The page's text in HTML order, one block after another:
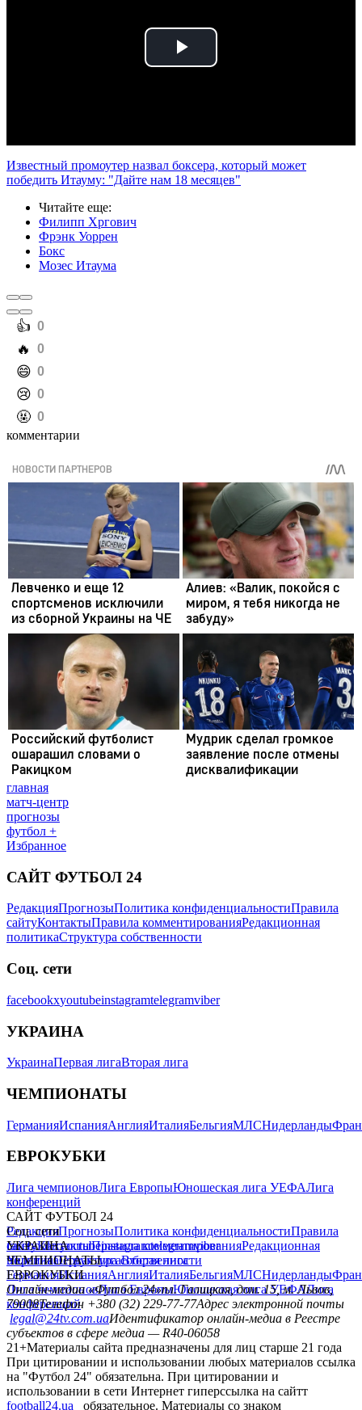
Play
Известный промоутер назвал боксера, который может
победить Итауму: "Дайте нам 18 месяцев"
Читайте еще:
Филипп Хргович
Фрэнк Уоррен
Бокс
Мозес Итаума
️👍 0
️🔥 0
️😄 0
️😢 0
️🤬 0
комментарии
главная
матч-центр
прогнозы
футбол +
Избранное
САЙТ ФУТБОЛ 24
РедакцияПрогнозыПолитика конфиденциальностиПравила
сайтуКонтактыПравила комментированияРедакционная
политикаСтруктура собственности
Соц. сети
facebookxyoutubeinstagramtelegramviber
УКРАИНА
УкраинаПервая лигаВторая лига
ЧЕМПИОНАТЫ
ГерманияИспанияАнглияИталияБельгияМЛСНидерланды
ЕВРОКУБКИ
Лига чемпионовЛига ЕвропыЮношеская лига УЕФАЛига
конференций
САЙТ ФУТБОЛ 24
РедакцияПрогнозыПолитика конфиденциальностиПравила
сайтуКонтактыПравила комментированияРедакционная
политикаСтруктура собственности
Соц. сети
facebookxyoutubeinstagramtelegramviber
УКРАИНА
УкраинаПервая лигаВторая лига
ЧЕМПИОНАТЫ
ГерманияИспанияАнглияИталияБельгияМЛСНидерланды
ЕВРОКУБКИ
Лига чемпионовЛига ЕвропыЮношеская лига УЕФАЛига
конференций
Онлайн-медиа «Футбол 24»пл. Галицкая, дом. 15, м. Львов,
79008Телефон +380 (32) 229-77-77Адрес электронной почты
legal@24tv.com.uaИдентификатор онлайн-медиа в Реестре
субъектов в сфере медиа — R40-06058
21+Материалы сайта предназначены для лиц старше 21 года
При цитировании и использовании любых материалов ссылка
на "Футбол 24" обязательна. При цитировании и
использовании в сети Интернет гиперссылка на сайтт
football24.ua
обязательное. Материалы со знаком